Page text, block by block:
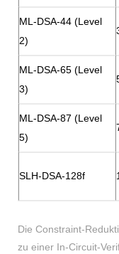
ML-DSA-44 (Level
2)
ML-DSA-65 (Level
3)
ML-DSA-87 (Level
5)
SLH-DSA-128f
Die Constraint-
zu einer In-Circuit-